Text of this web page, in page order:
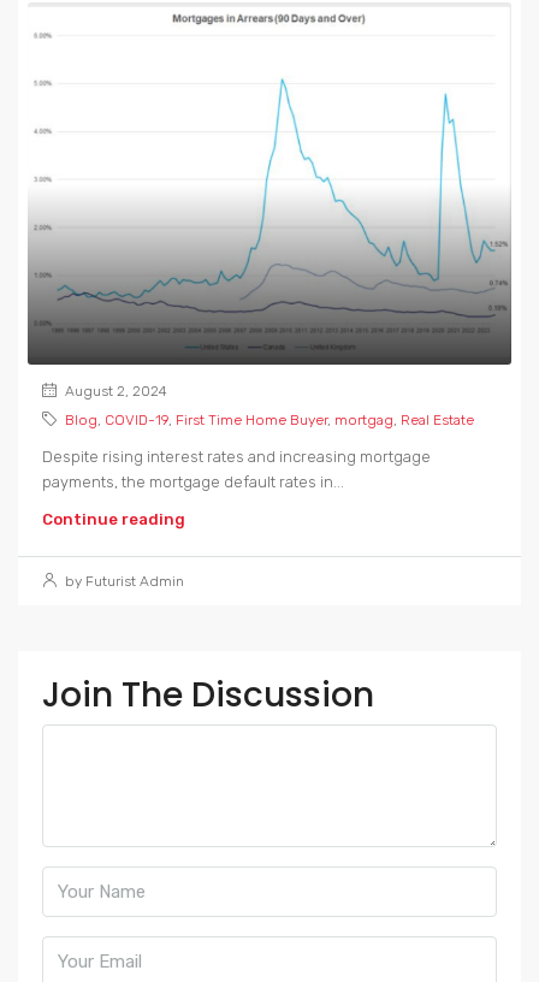
August 2, 2024
Blog, COVID-19, First Time Home Buyer, mortgag, Real Estate
Despite rising interest rates and increasing mortgage
payments, the mortgage default rates in...
Continue reading
by Futurist Admin
Join The Discussion